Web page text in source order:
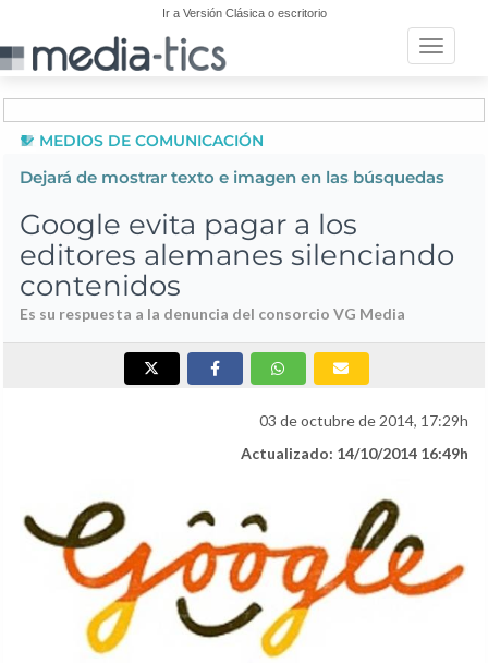
Ir a Versión Clásica o escritorio
Toggle
MEDIOS DE COMUNICACIÓN
Dejará de mostrar texto e imagen en las búsquedas
Google evita pagar a los
editores alemanes silenciando
contenidos
Es su respuesta a la denuncia del consorcio VG Media
03 de octubre de 2014, 17:29h
Actualizado: 14/10/2014 16:49h